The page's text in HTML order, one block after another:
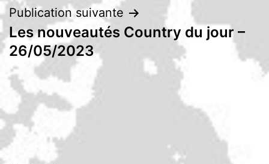
Publication suivante
Les nouveautés Country du jour –
26/05/2023